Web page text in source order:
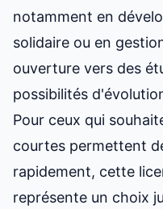
notamment en
solidaire ou en
ouverture vers des
possibilités
Pour ceux qui
courtes permettent
rapidement, cette
représente un choix